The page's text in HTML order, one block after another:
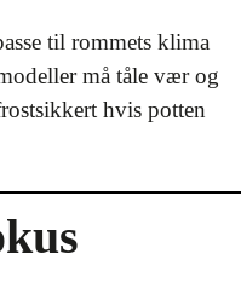
til rommets klima
må tåle vær og
hvis potten